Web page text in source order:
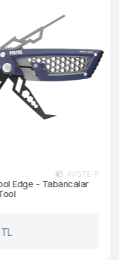
AVGTE-P
Edge - Tabancalar